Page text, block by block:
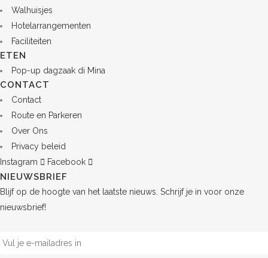
Walhuisjes
Hotelarrangementen
Faciliteiten
ETEN
Pop-up dagzaak di Mina
CONTACT
Contact
Route en Parkeren
Over Ons
Privacy beleid
Instagram
Facebook
NIEUWSBRIEF
Blijf op de hoogte van het laatste nieuws. Schrijf je in voor onze
nieuwsbrief!
mailadres *